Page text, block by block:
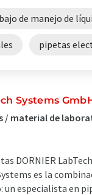
de manejo de
pipetas
Systems
/ material de
DORNIER
es la
un especialista en